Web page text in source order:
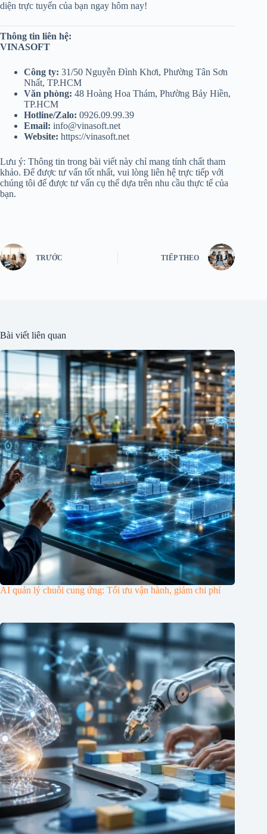
diện trực tuyến của bạn ngay hôm nay!
Thông tin liên hệ:
VINASOFT
Công ty: 31/50 Nguyễn Đình Khơi, Phường Tân Sơn
Nhất, TP.HCM
Văn phòng: 48 Hoàng Hoa Thám, Phường Bảy Hiền,
TP.HCM
Hotline/Zalo: 0926.09.99.39
Email: info@vinasoft.net
Website: https://vinasoft.net
Lưu ý: Thông tin trong bài viết này chỉ mang tính chất tham
khảo. Để được tư vấn tốt nhất, vui lòng liên hệ trực tiếp với
chúng tôi để được tư vấn cụ thể dựa trên nhu cầu thực tế của
bạn.
TRƯỚC TIẾP THEO
Bài viết liên quan
AI quản lý chuỗi cung ứng: Tối ưu vận hành, giảm chi phí